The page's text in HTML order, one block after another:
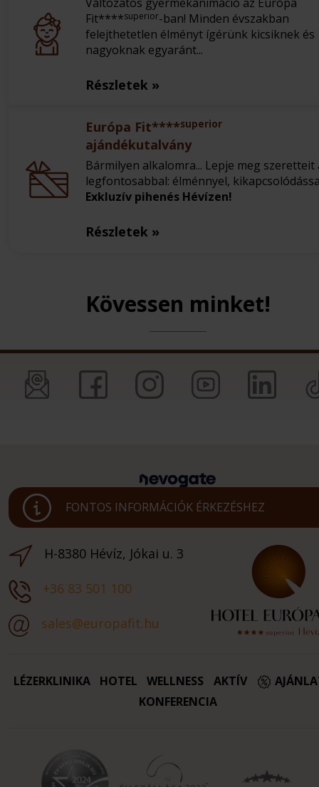
Fit****superior-ban! Minden évszakban
felejthetetlen élményt ígérünk kicsiknek és
nagyoknak egyaránt...
Részletek »
Európa Fit****superior
ajándékutalvány
Bármilyen alkalomra... Lepje meg szeretteit
legfontosabbal: élménnyel,
Exkluzív pihenés Hévízen!
Részletek »
Kövessen minket!
FONTOS INFORMÁCIÓK ÉRKEZÉSHEZ
H-8380 Hévíz, Jókai u. 3
+36 83 501 100
sales@europafit.hu
LÉZERKLINIKA HOTEL WELLNESS AKTÍV
KONFERENCIA